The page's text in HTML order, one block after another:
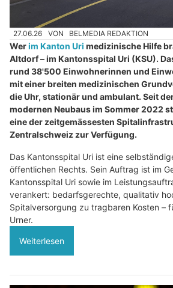
27.06.26 VON BELMEDIA REDAKTION
Werim Kanton Uri medizinische Hilfe
Altdorf – im Kantonsspital Uri (KSU).
rund 38'500 Einwohnerinnen und
mit einer breiten medizinischen
die Uhr, stationär und ambulant. Seit
modernen Neubaus im Sommer 2022
eine der zeitgemässesten
Zentralschweiz zur Verfügung.
Das Kantonsspital Uri ist eine
öffentlichen Rechts. Sein Auftrag ist im
Kantonsspital Uri sowie im
verankert: bedarfsgerechte, qualitativ
Spitalversorgung zu tragbaren Kosten –
Urner.
Weiterlesen